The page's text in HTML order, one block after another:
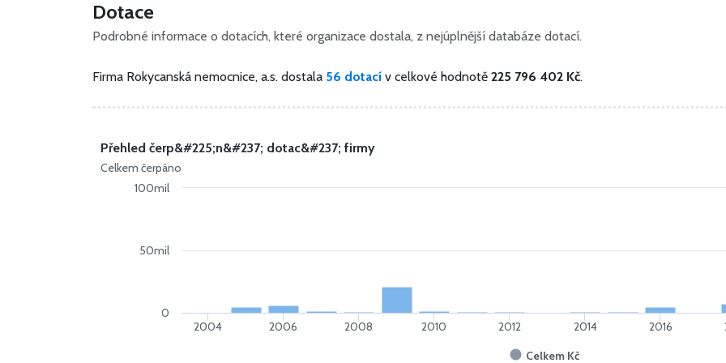
Dotace
Podrobné informace o dotacích, které organizace dostala, z nejúplnější databáze dotací.
Firma Rokycanská nemocnice, a.s. dostala 56 dotací v celkové hodnotě 225 796 402 Kč.
Celkem čerpáno
Přehled čerp&#225;n&#237; dotac&#237; firmy
Celkem Kč
2004 2006 2008 2010 2012 2014 2016
0
50mil
100mil